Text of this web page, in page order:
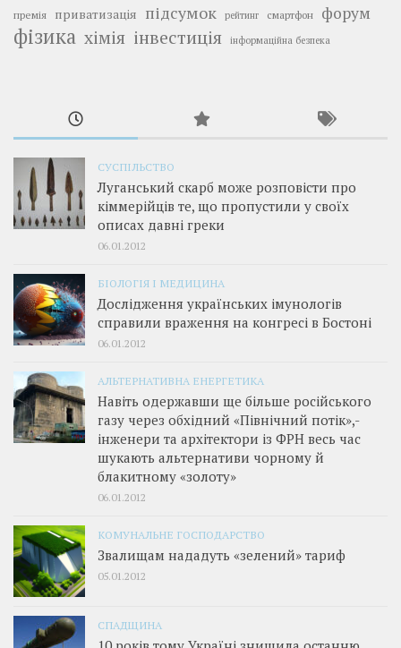
премія приватизація підсумок рейтинг смартфон форум
фізика хімія інвестиція інформаційна безпека
СУСПІЛЬСТВО
Луганський скарб може розповісти про
кіммерійців те, що пропустили у своїх
описах давні греки
06.01.2012
БІОЛОГІЯ І МЕДИЦИНА
Дослідження українських імунологів
справили враження на конгресі в Бостоні
06.01.2012
АЛЬТЕРНАТИВНА ЕНЕРГЕТИКА
Навіть одержавши ще більше російського
газу через обхідний «Північний потік»,­
інженери та архітектори із ФРН весь час
шукають альтернативи чорному й
блакитному «золоту»
06.01.2012
КОМУНАЛЬНЕ ГОСПОДАРСТВО
Звалищам нададуть «зелений» тариф
05.01.2012
СПАДЩИНА